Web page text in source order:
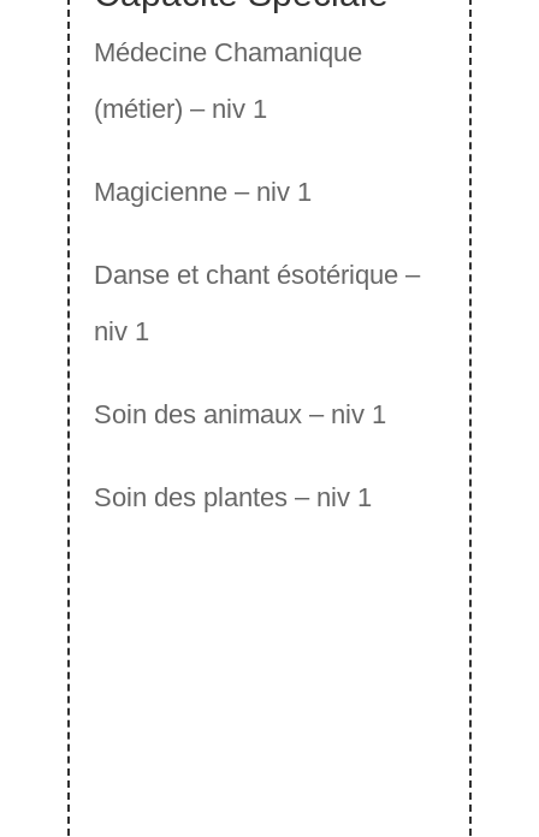
Médecine Chamanique
(métier) – niv 1
Magicienne – niv 1
Danse et chant ésotérique –
niv 1
Soin des animaux – niv 1
Soin des plantes – niv 1